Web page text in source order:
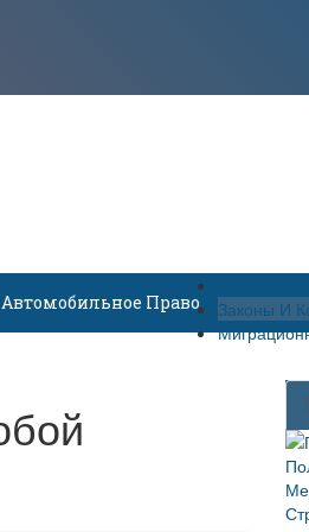
Автомобильное Право
Законы И